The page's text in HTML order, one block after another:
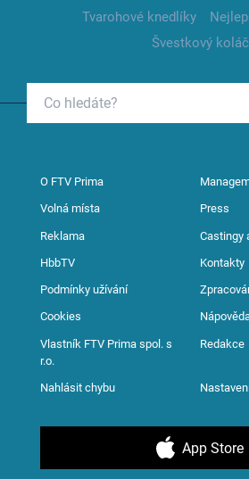
Tvarohové knedlíky
Švestkový koláč
O FTV Prima
Volná místa Press
Reklama Castingy
HbbTV Kontakty
Podmínky užívání
Cookies
Vlastník FTV Prima spol. s
r.o.
Redakce
Nahlásit chybu
App Store